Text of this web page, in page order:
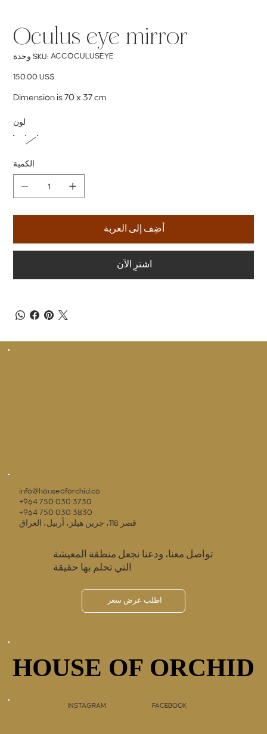
Oculus eye mirror
وحدة SKU: SKU
ACCOCULUSEYE
ACCOCULUSEYE
السعر ‏150.00 US$
Dimension is 70 x 37 cm
لون
الكمية
أضِف إلى العربة
اشترِ الآن
info@houseoforchid.co
+964 750 030 3730
+964 750 030 3830
قصر 118، جرين هيلز، أربيل، العراق
تواصل معنا، ودعنا نجعل منطقة المعيشة
التي تحلم بها حقيقة
اطلب عرض سعر
HOUSE OF ORCHID
HOUSE OF ORCHID
INSTAGRAM FACEBOOK